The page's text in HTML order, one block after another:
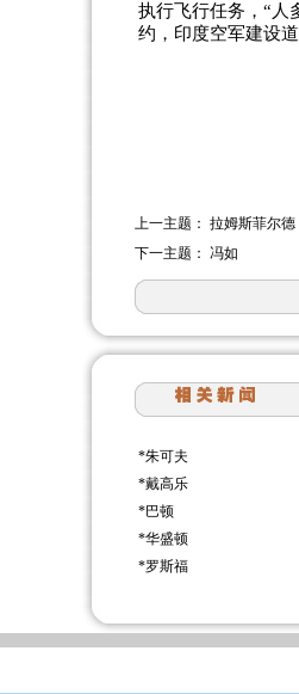
执行飞行任务，“人
约，印度空军建设
上一主题： 拉姆斯菲尔德
下一主题： 冯如
*朱可夫
*戴高乐
*巴顿
*华盛顿
*罗斯福